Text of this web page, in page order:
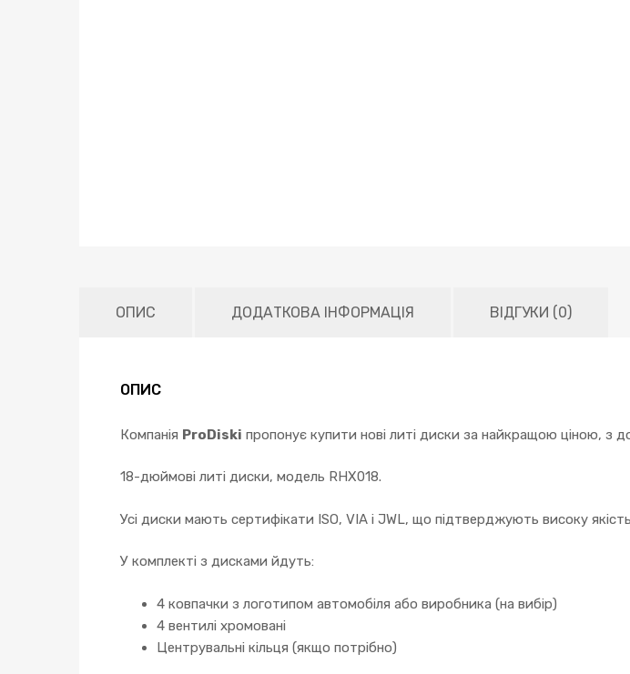
ОПИС ДОДАТКОВА ІНФОРМАЦІЯ ВІДГУКИ (0)
ОПИС
Компанія ProDiski пропонує купити нові литі диски за найкращою ціною, з
18-дюймові литі диски, модель RHX018.
Усі диски мають сертифікати ISO, VIA і JWL, що підтверджують високу
У комплекті з дисками йдуть:
4 ковпачки з логотипом автомобіля або виробника (на вибір)
4 вентилі хромовані
Центрувальні кільця (якщо потрібно)